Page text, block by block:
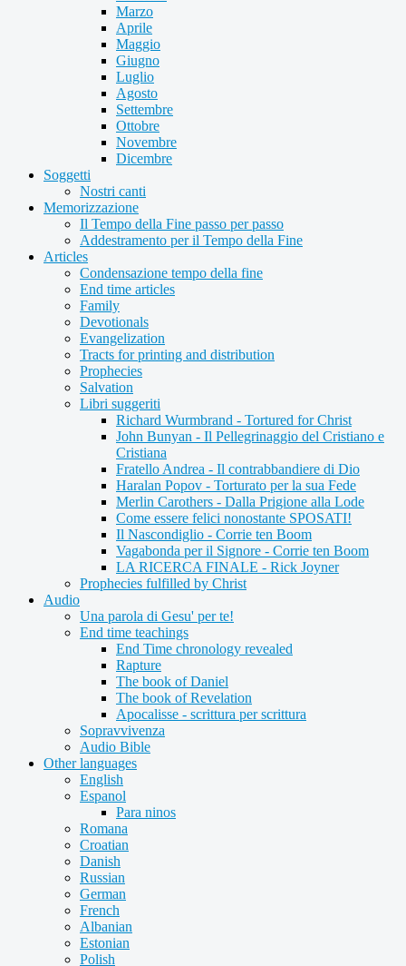
Marzo
Aprile
Maggio
Giugno
Luglio
Agosto
Settembre
Ottobre
Novembre
Dicembre
Soggetti
Nostri canti
Memorizzazione
Il Tempo della Fine passo per passo
Addestramento per il Tempo della Fine
Articles
Condensazione tempo della fine
End time articles
Family
Devotionals
Evangelization
Tracts for printing and distribution
Prophecies
Salvation
Libri suggeriti
Richard Wurmbrand - Tortured for Christ
John Bunyan - Il Pellegrinaggio del Cristiano e
Cristiana
Fratello Andrea - Il contrabbandiere di Dio
Haralan Popov - Torturato per la sua Fede
Merlin Carothers - Dalla Prigione alla Lode
Come essere felici nonostante SPOSATI!
Il Nascondiglio - Corrie ten Boom
Vagabonda per il Signore - Corrie ten Boom
LA RICERCA FINALE - Rick Joyner
Prophecies fulfilled by Christ
Audio
Una parola di Gesu' per te!
End time teachings
End Time chronology revealed
Rapture
The book of Daniel
The book of Revelation
Apocalisse - scrittura per scrittura
Sopravvivenza
Audio Bible
Other languages
English
Espanol
Para ninos
Romana
Croatian
Danish
Russian
German
French
Albanian
Estonian
Polish